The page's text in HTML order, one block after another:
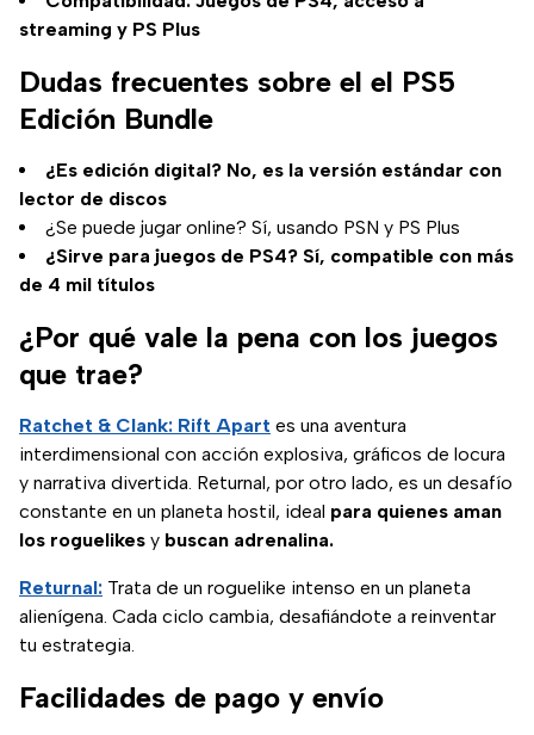
streaming y PS Plus
Dudas frecuentes sobre el el PS5
Edición Bundle
¿Es edición digital? No, es la versión estándar con
lector de discos
¿Se puede jugar online? Sí, usando PSN y PS Plus
¿Sirve para juegos de PS4? Sí, compatible con más
de 4 mil títulos
¿Por qué vale la pena con los juegos
que trae?
Ratchet & Clank: Rift Apart es una aventura
interdimensional con acción explosiva, gráficos de locura
y narrativa divertida. Returnal, por otro lado, es un desafío
constante en un planeta hostil, ideal para quienes aman
los roguelikes y buscan adrenalina.
Returnal: Trata de un roguelike intenso en un planeta
alienígena. Cada ciclo cambia, desafiándote a reinventar
tu estrategia.
Facilidades de pago y envío